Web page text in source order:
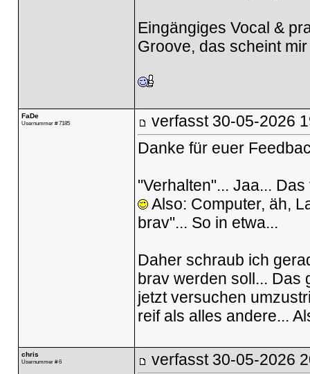
Eingängiges Vocal &
Groove, das scheint
FaDe
Usernummer # 7185 verfasst 30-05-2026
Danke für euer
"Verhalten"... Jaa...
Also: Computer, äh,
brav"... So in etwa...
Daher schraub ich
brav werden soll... Das
jetzt versuchen
reif als alles andere...
chris
Usernummer # 6 verfasst 30-05-2026